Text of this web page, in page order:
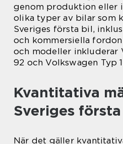
genom produktion eller
olika typer av bilar som
Sveriges första bil,
och kommersiella
och modeller inkluderar
92 och Volkswagen Typ
Kvantitativa
Sveriges
När det gäller